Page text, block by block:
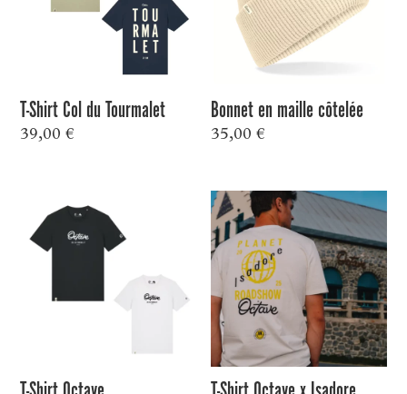
T-Shirt Col du Tourmalet
39,00€
Bonnet en maille côtelée
35,00€